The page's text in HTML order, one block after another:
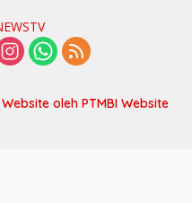
oleh PTMBI Website